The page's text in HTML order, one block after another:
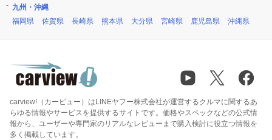
九州・沖縄
福岡県
佐賀県 長崎県 熊本県 大分県 宮崎県 鹿児島県 沖縄県
carview!（カービュー）はLINEヤフー株式会社が運営するクルマに関するあ
らゆる情報やサービスを提供するサイトです。価格やスペックなどの公式情
報から、ユーザーや専門家のリアルなレビューまで購入検討に役立つ情報を
多く掲載しています。